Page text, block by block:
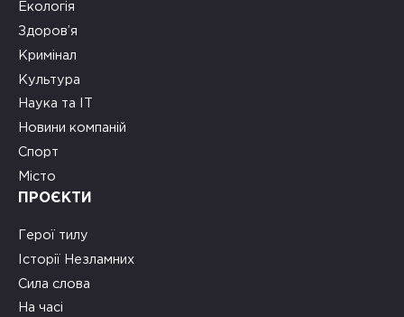
Екологія
Здоров’я
Кримінал
Культура
Наука та ІТ
Новини компаній
Спорт
Місто
ПРОЄКТИ
Герої тилу
Історії Незламних
Сила слова
На часі